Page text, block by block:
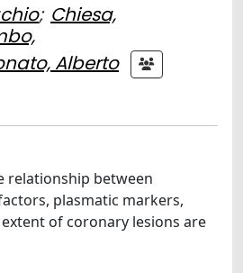
; Chiesa,
Alberto
relationship between
plasmatic markers,
of coronary lesions are